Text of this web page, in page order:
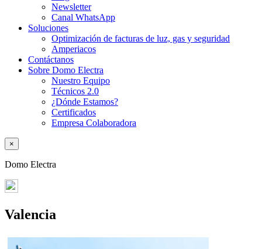
Newsletter
Canal WhatsApp
Soluciones
Optimización de facturas de luz, gas y seguridad
Amperiacos
Contáctanos
Sobre Domo Electra
Nuestro Equipo
Técnicos 2.0
¿Dónde Estamos?
Certificados
Empresa Colaboradora
×
Domo Electra
Valencia